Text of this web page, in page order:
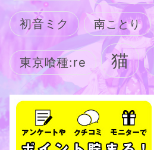
初音ミク 南ことり
東京喰種:re 猫